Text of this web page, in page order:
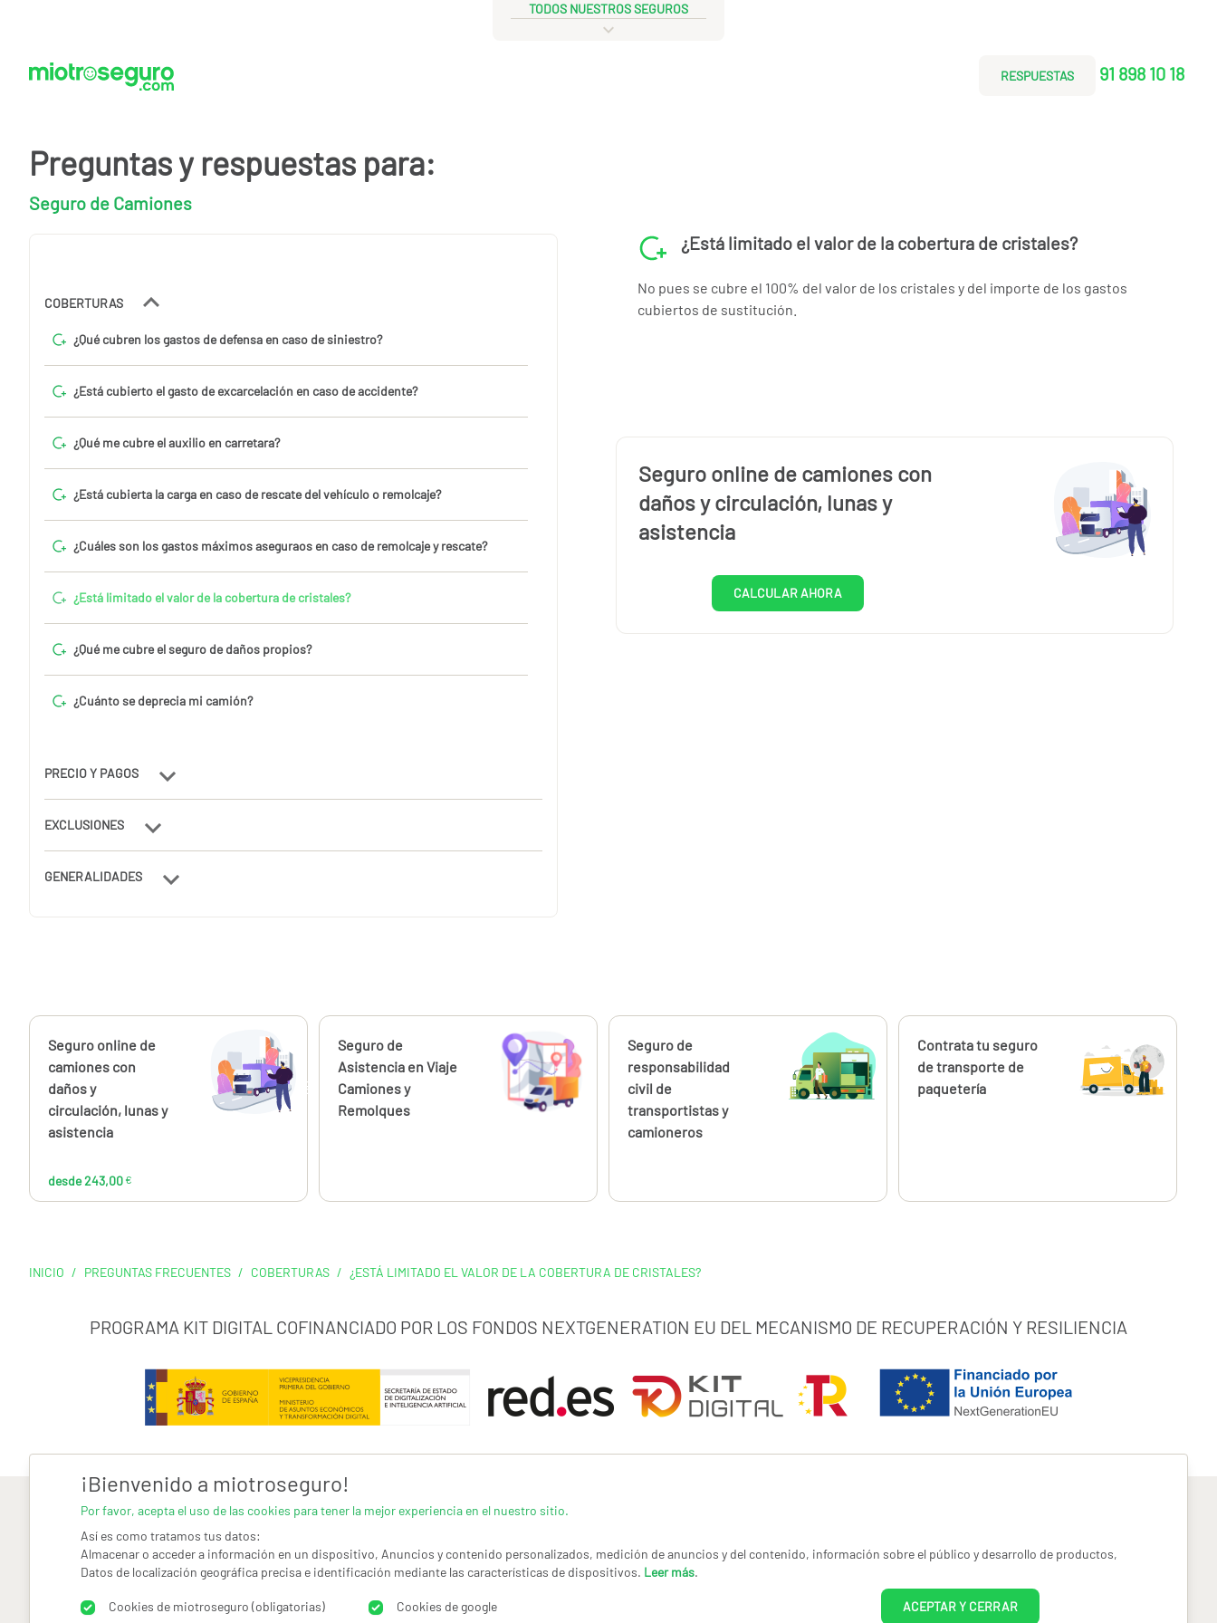
TODOS NUESTROS SEGUROS
RESPUESTAS 91 898 10 18
Preguntas y respuestas para:
Seguro de Camiones
COBERTURAS
¿Qué cubren los gastos de defensa en caso de siniestro?
¿Está cubierto el gasto de excarcelación en caso de accidente?
¿Qué me cubre el auxilio en carretara?
¿Está cubierta la carga en caso de rescate del vehículo o remolcaje?
¿Cuáles son los gastos máximos aseguraos en caso de remolcaje y rescate?
¿Está limitado el valor de la cobertura de cristales?
¿Qué me cubre el seguro de daños propios?
¿Cuánto se deprecia mi camión?
PRECIO Y PAGOS
EXCLUSIONES
GENERALIDADES
¿Está limitado el valor de la cobertura de cristales?
No pues se cubre el 100% del valor de los cristales y del importe de los gastos
cubiertos de sustitución.
Seguro online de camiones con
daños y circulación, lunas y
asistencia
CALCULAR AHORA
Calcúlalo ahora
Seguro online de
camiones con
daños y
circulación, lunas y
asistencia
desde 243,00 €
243,00 €
Calcúlalo ahora
Seguro de
Asistencia en Viaje
Camiones y
Remolques
Calcúlalo ahora
Seguro de
responsabilidad
civil de
transportistas y
camioneros
Calcúlalo ahora
Contrata tu seguro
de transporte de
paquetería
INICIO / PREGUNTAS FRECUENTES / COBERTURAS / ¿ESTÁ LIMITADO EL VALOR DE LA COBERTURA DE CRISTALES?
PROGRAMA KIT DIGITAL COFINANCIADO POR LOS FONDOS NEXTGENERATION EU DEL MECANISMO DE RECUPERACIÓN Y RESILIENCIA
AVISO LEGAL CONDICIONES GENERALES DE USO POLÍTICA DE PRIVACIDAD |CANAL DE DENUNCIAS |COOKIES
Freepik
¡Bienvenido a miotroseguro!
Por favor, acepta el uso de las cookies para tener la mejor experiencia en el nuestro sitio.
Así es como tratamos tus datos:
Almacenar o acceder a información en un dispositivo, Anuncios y contenido personalizados, medición de anuncios y del contenido, información sobre el público y desarrollo de productos,
Datos de localización geográfica precisa e identificación mediante las características de dispositivos. Leer más.
Cookies de miotroseguro (obligatorias) Cookies de google ACEPTAR Y CERRAR